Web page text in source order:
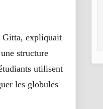
Gitta, expliquait
structure
utilisent
les globules